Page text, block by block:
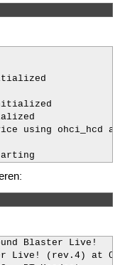
using ohci_hcd
Blaster Live!
Live! (rev.4) at